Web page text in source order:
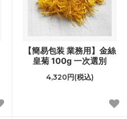
【簡易包装 業務用】金絲
皇菊 100g 一次選別
4,320円(税込)